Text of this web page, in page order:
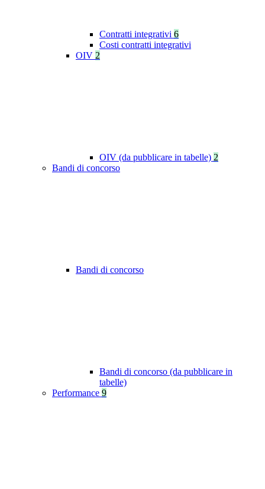
Contratti integrativi 6
Costi contratti integrativi
OIV 2
OIV (da pubblicare in tabelle) 2
Bandi di concorso
Bandi di concorso
Bandi di concorso (da pubblicare in
tabelle)
Performance 9